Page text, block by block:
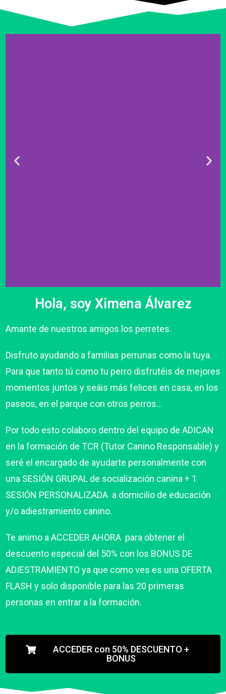
Hola, soy Ximena Álvarez
Amante de nuestros amigos los perretes.
Disfruto ayudando a familias perrunas como la tuya.
Para que tanto tú como tu perro disfrutéis de mejores
momentos juntos y seáis más felices en casa, en los
paseos, en el parque con otros perros…
Por todo esto colaboro dentro del equipo de ADICAN
en la formación de TCR (Tutor Canino Responsable) y
seré el encargado de ayudarte personalmente con
una SESIÓN GRUPAL de socialización canina + 1
SESIÓN PERSONALIZADA a domicilio de educación
y/o adiestramiento canino.
Te animo a ACCEDER AHORA para obtener el
descuento especial del 50% con los BONUS DE
ADIESTRAMIENTO ya que como ves es una OFERTA
FLASH y solo disponible para las 20 primeras
personas en entrar a la formación.
ACCEDER con 50% DESCUENTO +
BONUS